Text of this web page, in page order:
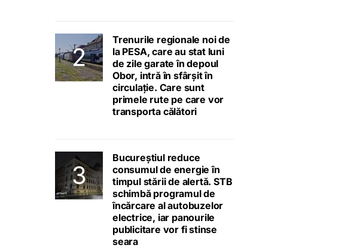
Trenurile regionale noi de
la PESA, care au stat luni
de zile garate în depoul
Obor, intră în sfârșit în
circulație. Care sunt
primele rute pe care vor
transporta călători
Bucureștiul reduce
consumul de energie în
timpul stării de alertă. STB
schimbă programul de
încărcare al autobuzelor
electrice, iar panourile
publicitare vor fi stinse
seara